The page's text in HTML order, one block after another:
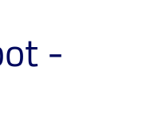
-